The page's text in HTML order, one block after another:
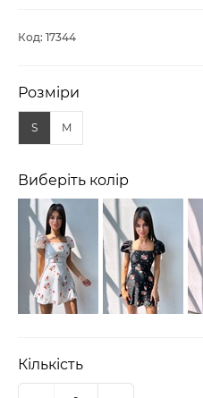
Код: 17344
Розміри
S M
Виберіть колір
Кількість